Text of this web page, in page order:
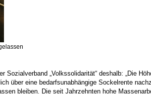
„Volkssolidarität“ deshalb: „Die
über eine bedarfsunabhängige Sockelrente
bleiben. Die seit Jahrzehnten hohe